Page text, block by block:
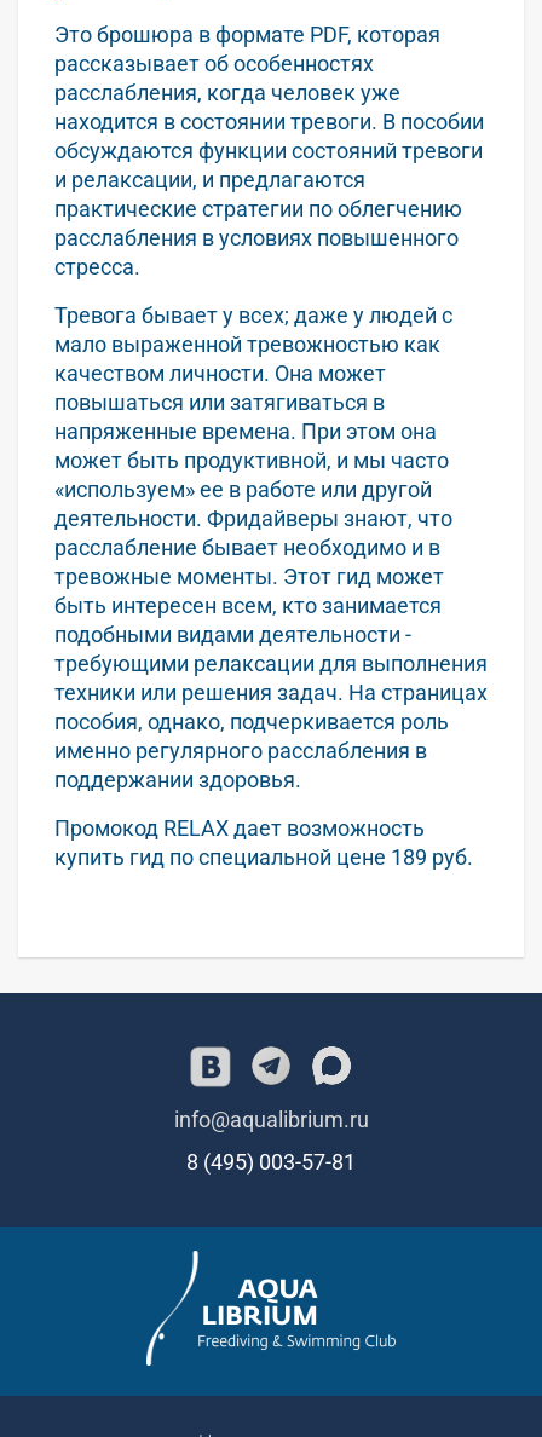
Это брошюра в формате PDF, которая
рассказывает об особенностях
расслабления, когда человек уже
находится в состоянии тревоги. В пособии
обсуждаются функции состояний тревоги
и релаксации, и предлагаются
практические стратегии по облегчению
расслабления в условиях повышенного
стресса.
Тревога бывает у всех; даже у людей с
мало выраженной тревожностью как
качеством личности. Она может
повышаться или затягиваться в
напряженные времена. При этом она
может быть продуктивной, и мы часто
«используем» ее в работе или другой
деятельности. Фридайверы знают, что
расслабление бывает необходимо и в
тревожные моменты. Этот гид может
быть интересен всем, кто занимается
подобными видами деятельности -
требующими релаксации для выполнения
техники или решения задач. На страницах
пособия, однако, подчеркивается роль
именно регулярного расслабления в
поддержании здоровья.
Промокод RELAX дает возможность
купить гид по специальной цене 189 руб.
info@aqualibrium.ru
8 (495) 003-57-81